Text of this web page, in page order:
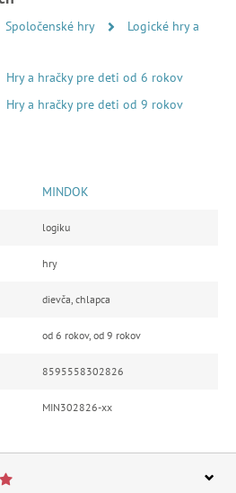
Spoločenské hry
Logické hry a
Hry a hračky pre deti od 6 rokov
Hry a hračky pre deti od 9 rokov
MINDOK
logiku
hry
dievča, chlapca
od 6 rokov, od 9 rokov
8595558302826
MIN302826-xx